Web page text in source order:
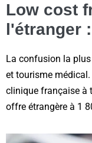
Low cost
l'étranger
La confusion la
et tourisme
clinique française à
offre étrangère à 1